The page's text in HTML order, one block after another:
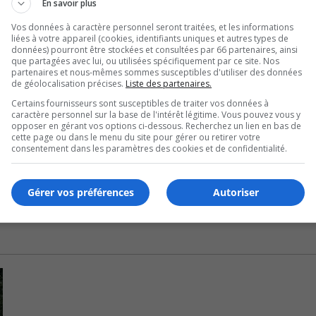
« très heureux de l’avancement de ce projet ».
les plans et devis élaborés par ABCP.
de trois secteurs, soit aquatique, sportif et récréatif,
d’accessibilité universelle.
En savoir plus
Vos données à caractère personnel seront traitées, et les informations
liées à votre appareil (cookies, identifiants uniques et autres types de
données) pourront être stockées et consultées par 66 partenaires, ainsi
que partagées avec lui, ou utilisées spécifiquement par ce site. Nos
partenaires et nous-mêmes sommes susceptibles d'utiliser des données
de géolocalisation précises. Liste des partenaires.
Certains fournisseurs sont susceptibles de traiter vos données à
caractère personnel sur la base de l'intérêt légitime. Vous pouvez vous y
opposer en gérant vos options ci-dessous. Recherchez un lien en bas de
cette page ou dans le menu du site pour gérer ou retirer votre
consentement dans les paramètres des cookies et de confidentialité.
Autoriser
Gérer vos préférences